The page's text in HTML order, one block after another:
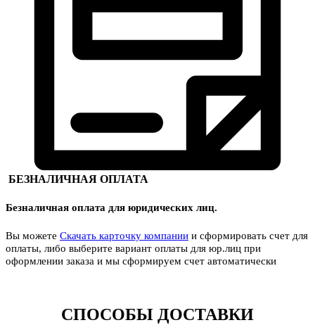
БЕЗНАЛИЧНАЯ ОПЛАТА
Безналичная оплата для юридических лиц.
Вы можете Скачать карточку компании и сформировать счет для
оплаты, либо выберите вариант оплаты для юр.лиц при
оформлении заказа и мы сформируем счет автоматически
СПОСОБЫ ДОСТАВКИ